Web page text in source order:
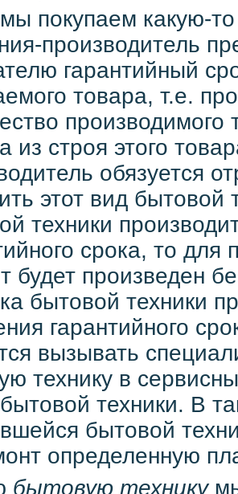
покупаем какую-
производитель
гарантийный
товара, т.е.
производимого
из строя этого
обязуется
этот вид бытовой
техники
срока, то для
будет произведен
бытовой техники
гарантийного
вызывать
технику в
техники. В
бытовой
определенную
бытовую технику